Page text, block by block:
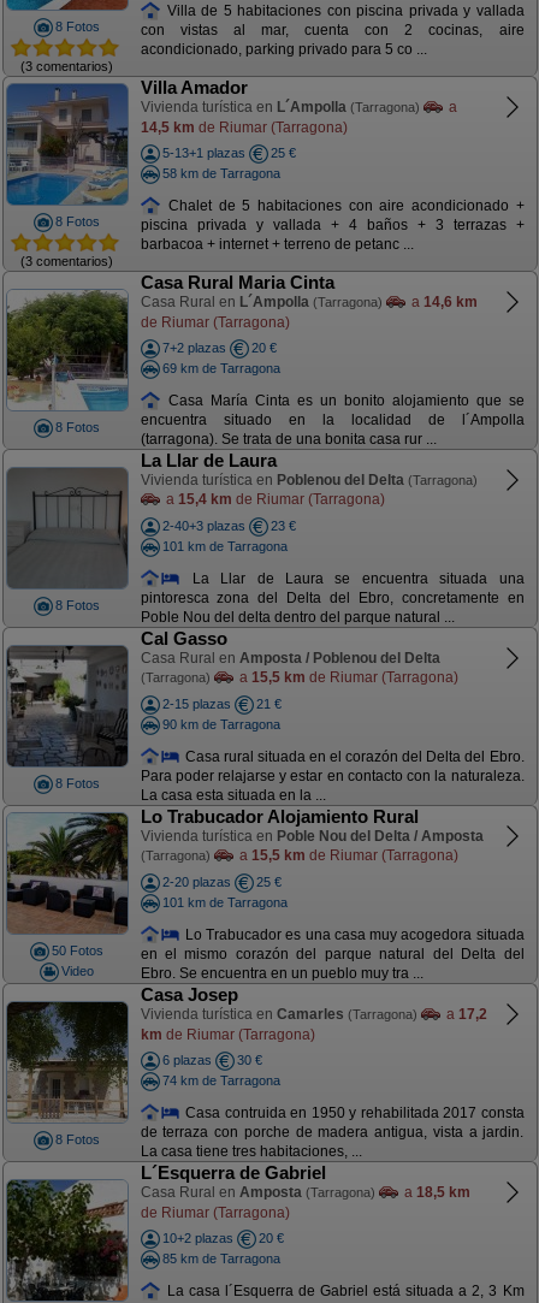
8 Fotos
(3 comentarios)
Villa de 5 habitaciones con piscina privada y vallada
con vistas al mar, cuenta con 2 cocinas, aire
acondicionado, parking privado para 5 co ...
8 Fotos
(3 comentarios)
Villa Amador
Vivienda turística en L´Ampolla (Tarragona)
a
14,5 km de Riumar (Tarragona)
5-13+1 plazas
25 €
58 km de Tarragona
Chalet de 5 habitaciones con aire acondicionado +
piscina privada y vallada + 4 baños + 3 terrazas +
barbacoa + internet + terreno de petanc ...
8 Fotos
Casa Rural Maria Cinta
Casa Rural en L´Ampolla (Tarragona) a 14,6 km
de Riumar (Tarragona)
7+2 plazas
20 €
69 km de Tarragona
Casa María Cinta es un bonito alojamiento que se
encuentra situado en la localidad de l´Ampolla
(tarragona). Se trata de una bonita casa rur ...
8 Fotos
La Llar de Laura
Vivienda turística en Poblenou del Delta (Tarragona)
a 15,4 km de Riumar (Tarragona)
2-40+3 plazas
23 €
101 km de Tarragona
La Llar de Laura se encuentra situada una
pintoresca zona del Delta del Ebro, concretamente en
Poble Nou del delta dentro del parque natural ...
8 Fotos
Cal Gasso
Casa Rural en Amposta / Poblenou del Delta
(Tarragona) a 15,5 km de Riumar (Tarragona)
2-15 plazas
21 €
90 km de Tarragona
Casa rural situada en el corazón del Delta del Ebro.
Para poder relajarse y estar en contacto con la naturaleza.
La casa esta situada en la ...
50 Fotos
Video
Lo Trabucador Alojamiento Rural
Vivienda turística en Poble Nou del Delta / Amposta
(Tarragona) a 15,5 km de Riumar (Tarragona)
2-20 plazas
25 €
101 km de Tarragona
Lo Trabucador es una casa muy acogedora situada
en el mismo corazón del parque natural del Delta del
Ebro. Se encuentra en un pueblo muy tra ...
8 Fotos
Casa Josep
Vivienda turística en Camarles (Tarragona) a 17,2
km de Riumar (Tarragona)
6 plazas
30 €
74 km de Tarragona
Casa contruida en 1950 y rehabilitada 2017 consta
de terraza con porche de madera antigua, vista a jardin.
La casa tiene tres habitaciones, ...
L´Esquerra de Gabriel
Casa Rural en Amposta (Tarragona) a 18,5 km
de Riumar (Tarragona)
10+2 plazas
20 €
85 km de Tarragona
La casa l´Esquerra de Gabriel está situada a 2, 3 Km